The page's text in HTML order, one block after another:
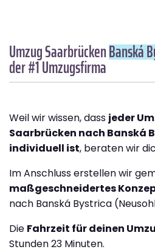
Umzug SaarbrückenBanská
der #1 Umzugsfirma
Weil wir wissen, dass jeder
Saarbrücken nach Banská
individuell ist, beraten wir
Im Anschluss erstellen wir
maßgeschneidertes
nach Banská Bystrica
Die Fahrzeit für deinen
Stunden 23 Minuten.